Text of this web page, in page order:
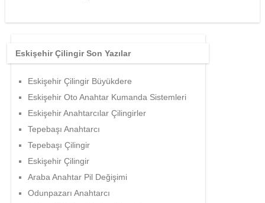
Eskişehir Çilingir Son Yazılar
Eskişehir Çilingir Büyükdere
Eskişehir Oto Anahtar Kumanda Sistemleri
Eskişehir Anahtarcılar Çilingirler
Tepebaşı Anahtarcı
Tepebaşı Çilingir
Eskişehir Çilingir
Araba Anahtar Pil Değişimi
Odunpazarı Anahtarcı